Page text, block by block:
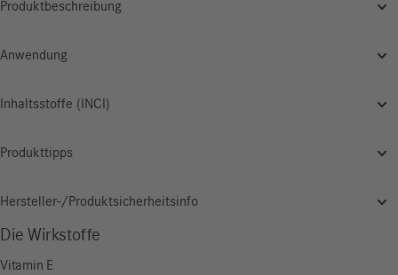
Produktbeschreibung
Anwendung
Inhaltsstoffe (INCI)
Produkttipps
Hersteller-/Produktsicherheitsinfo
Die Wirkstoffe
Vitamin E